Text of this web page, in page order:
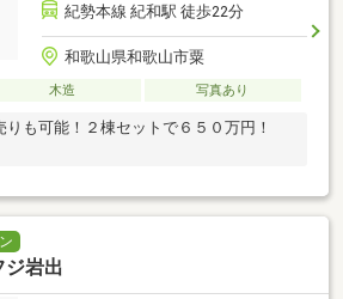
紀勢本線 紀和駅 徒歩22分
和歌山県和歌山市粟
木造 写真あり
も可能！２棟セットで６５０万円！
ジ岩出